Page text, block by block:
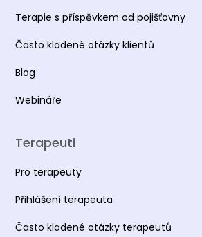
Terapie s příspěvkem od pojišťovny
Často kladené otázky klientů
Blog
Webináře
Terapeuti
Pro terapeuty
Přihlášení terapeuta
Často kladené otázky terapeutů